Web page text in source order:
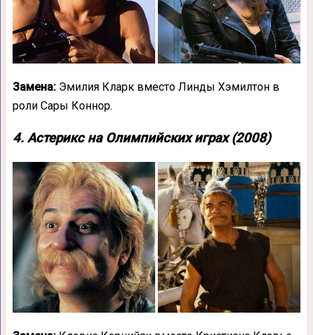
Замена: Эмилия Кларк вместо Линды Хэмилтон в
роли Сары Коннор.
4. Астерикс на Олимпийских играх (2008)